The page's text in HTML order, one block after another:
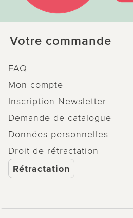
Votre commande
FAQ
Mon compte
Inscription Newsletter
Demande de catalogue
Données personnelles
Droit de rétractation
Rétractation